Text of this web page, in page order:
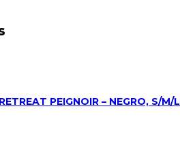
PEIGNOIR – NEGRO, S/M/L